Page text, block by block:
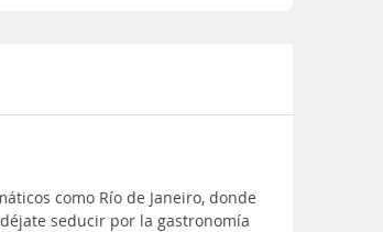
como Río de Janeiro, donde
seducir por la gastronomía